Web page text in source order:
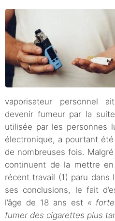
vaporisateur personnel
devenir fumeur par la
utilisée par les personnes
électronique, a pourtant
de nombreuses fois.
continuent de la mettre en
récent travail (1) paru dans
ses conclusions, le fait
l’âge de 18 ans est «
fumer des cigarettes plus